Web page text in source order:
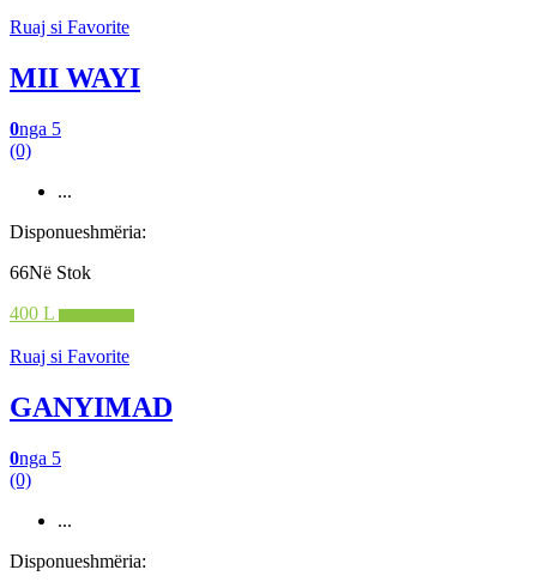
Ruaj si Favorite
MII WAYI
0nga 5
(0)
...
Disponueshmëria:
66Në Stok
400 L
Ruaj si Favorite
GANYIMAD
0nga 5
(0)
...
Disponueshmëria: